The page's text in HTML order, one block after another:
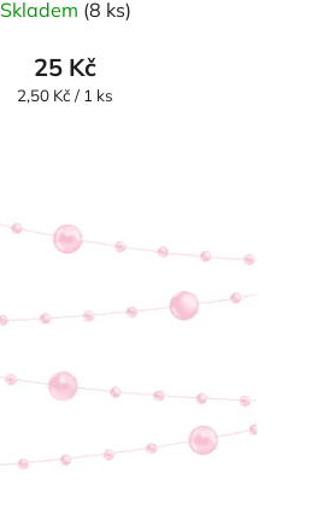
Skladem (8 ks)
25 Kč
Měrná
2,50 Kč / 1 ks